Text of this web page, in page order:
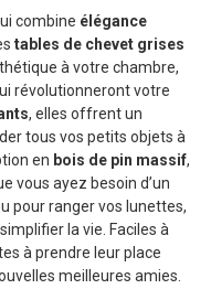
combine élégance
tables de chevet grises
à votre chambre,
révolutionneront votre
, elles offrent un
tous vos petits objets à
en bois de pin massif,
vous ayez besoin d’un
pour ranger vos lunettes,
la vie. Faciles à
à prendre leur place
meilleures amies.